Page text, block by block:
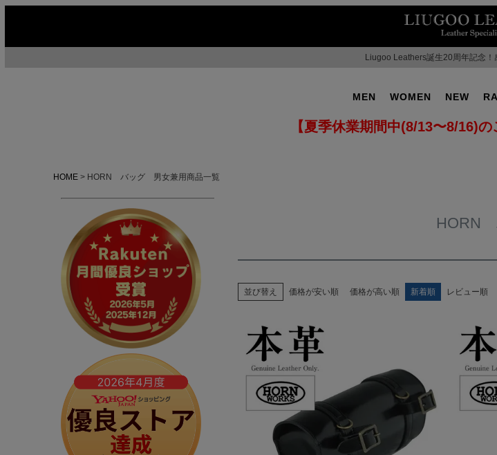
Liugoo Leathers誕生20周年記念！
MEN
今季イチオシ
MOTORCYCLE ▶
春夏専用ライダース
シングルライダース
ダブルライダース
MCクラブベスト
レザーパンツ
LEATHER GOODS ▶
レザーインテリア
HOT No.1
RUGGED CASUAL ▶
パーカー / ジャージ
スカジャン
SMART CASUAL ▶
HOT No.2
A-2 フライトジャケット
MA-1 フライトジャケット
M-65 フィールドジャケット
M-51 モッズコート
N-1 デッキジャケット
B-3 フライトジャケット
ファラオコート
ランチコート
トレンチコート
WOMEN
TOWN WEAR ▶
ライダース
ブルゾン
レザーコート
MOTORCYCLE ▶
シングルライダース
ダブルライダース
DOWN / MOUTON ▶
ダウンジャケット・コート
ムートンジャケット・コート
クッションカバー
チェアパッド
ティッシュカバー
NEW
ABOUT US ▶
LIUGOOとは?
LIUGOOのミッション・ビジョン
皮革衣料にこだわる理由
高品質・低価格を実現できている理由
品質・安全管理体制の構築
サスティナビリティ
途上国生産を通じての社会貢献
SERVICE ▶
5つの安心サービス
永年品質保証制度
永年品質保証制度の申請
3,980円以上で送料無料
返品送料も無料！自宅で試着
平日14時まで当日出荷
SUPPORT ▶
カスタマイズできるお店のご案内
サイズ選びサポート
再入荷案内/受注生産
24時間365日-AIチャットサポート
【夏季休業期間中(8/13〜8/16)の
HOME HORN バッグ 男女兼用商品一覧
HORN
並び替え 価格が安い順 価格が高い順 新着順 レビュー順